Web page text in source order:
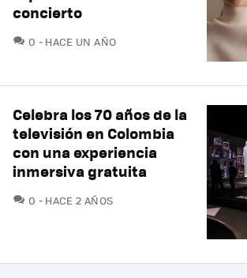
concierto
0 COMENTARIOS
HACE UN AÑO
Celebra los 70 años de la
televisión en Colombia
con una experiencia
inmersiva gratuita
0 COMENTARIOS
HACE 2 AÑOS